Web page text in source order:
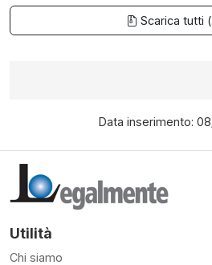
Scarica tutti
Data inserimento:
Utilità
Chi siamo